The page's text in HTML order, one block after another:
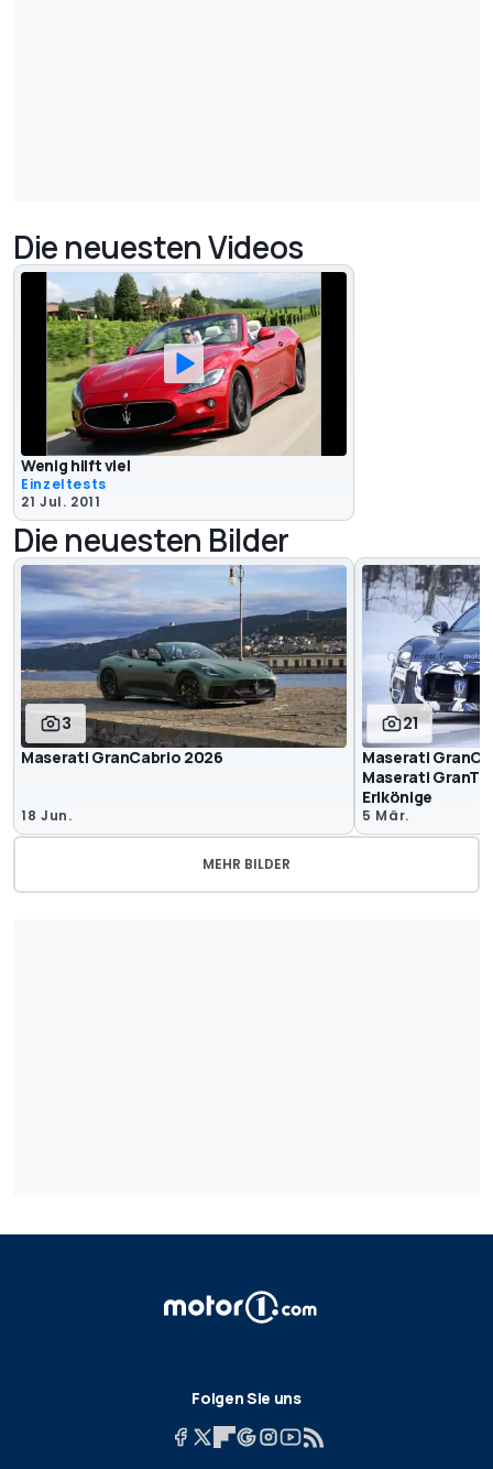
Die neuesten Videos
Wenig hilft viel
Einzeltests
21 Jul. 2011
Die neuesten Bilder
3
Maserati GranCabrio 2026
18 Jun.
21
Maserati
Maserati
Erlkönige
5 Mär.
MEHR BILDER
Folgen Sie uns